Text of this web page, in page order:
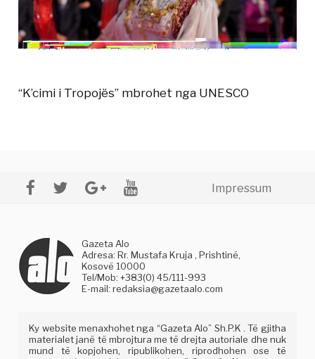
“K’cimi i Tropojës” mbrohet nga UNESCO
Impressum
Gazeta Alo
Adresa: Rr. Mustafa Kruja , Prishtinë,
Kosovë 10000
Tel/Mob: +383(0) 45/111-993
E-mail:redaksia@gazetaalo.com
Ky website menaxhohet nga “Gazeta Alo” Sh.P.K . Të gjitha
materialet janë të mbrojtura me të drejta autoriale dhe nuk
mund të kopjohen, ripublikohen, riprodhohen ose të